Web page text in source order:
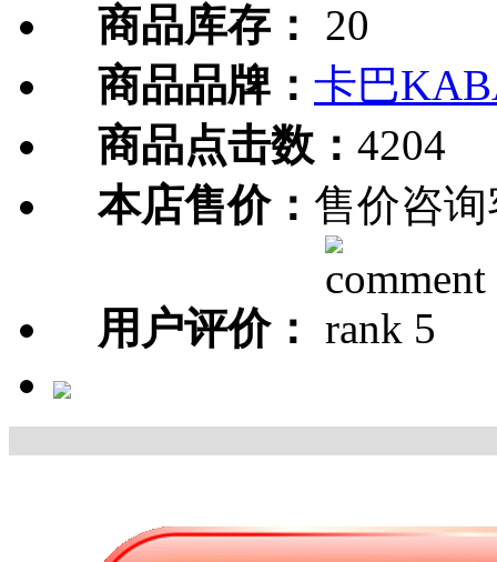
商品库存：
20
商品品牌： 卡巴
商品点击数： 4204
本店售价： 售价咨
用户评价：